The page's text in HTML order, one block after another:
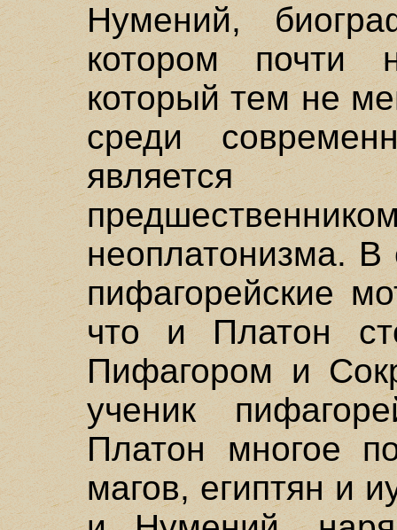
Нумений,
котором почти
который тем не
среди
является
неоплатонизма.
пифагорейские
что и Платон
Пифагором и
ученик
Платон многое
магов, египтян и